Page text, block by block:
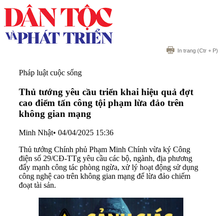
In trang (Ctr + P)
Pháp luật cuộc sống
Thủ tướng yêu cầu triển khai hiệu quả đợt
cao điểm tấn công tội phạm lừa đảo trên
không gian mạng
Minh Nhật• 04/04/2025 15:36
Thủ tướng Chính phủ Phạm Minh Chính vừa ký Công
điện số 29/CĐ-TTg yêu cầu các bộ, ngành, địa phương
đẩy mạnh công tác phòng ngừa, xử lý hoạt động sử dụng
công nghệ cao trên không gian mạng để lừa đảo chiếm
đoạt tài sản.